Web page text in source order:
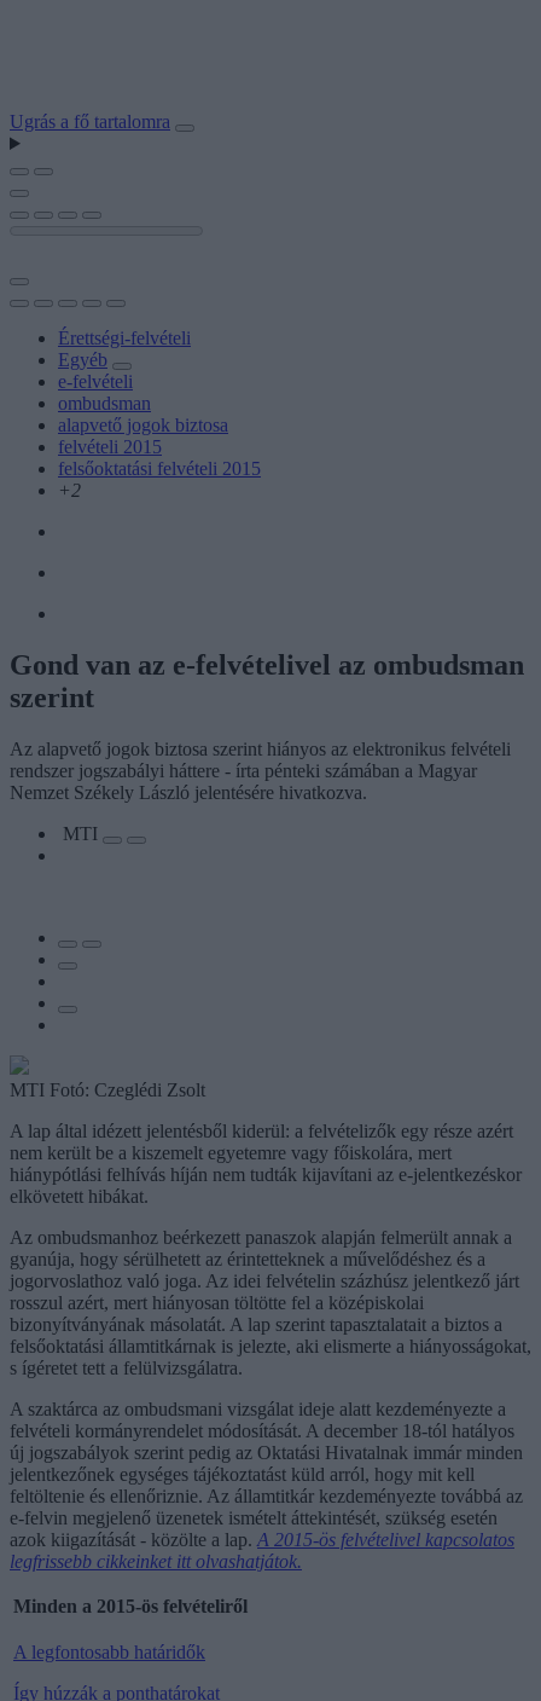
Ugrás a fő tartalomra
Érettségi-felvételi
Egyéb
e-felvételi
ombudsman
alapvető jogok biztosa
felvételi 2015
felsőoktatási felvételi 2015
+2
Gond van az e-felvételivel az ombudsman
szerint
Az alapvető jogok biztosa szerint hiányos az elektronikus felvételi
rendszer jogszabályi háttere - írta pénteki számában a Magyar
Nemzet Székely László jelentésére hivatkozva.
MTI
MTI Fotó: Czeglédi Zsolt
A lap által idézett jelentésből kiderül: a felvételizők egy része azért
nem került be a kiszemelt egyetemre vagy főiskolára, mert
hiánypótlási felhívás híján nem tudták kijavítani az e-jelentkezéskor
elkövetett hibákat.
Az ombudsmanhoz beérkezett panaszok alapján felmerült annak a
gyanúja, hogy sérülhetett az érintetteknek a művelődéshez és a
jogorvoslathoz való joga. Az idei felvételin százhúsz jelentkező járt
rosszul azért, mert hiányosan töltötte fel a középiskolai
bizonyítványának másolatát. A lap szerint tapasztalatait a biztos a
felsőoktatási államtitkárnak is jelezte, aki elismerte a hiányosságokat,
s ígéretet tett a felülvizsgálatra.
A szaktárca az ombudsmani vizsgálat ideje alatt kezdeményezte a
felvételi kormányrendelet módosítását. A december 18-tól hatályos
új jogszabályok szerint pedig az Oktatási Hivatalnak immár minden
jelentkezőnek egységes tájékoztatást küld arról, hogy mit kell
feltöltenie és ellenőriznie. Az államtitkár kezdeményezte továbbá az
e-felvin megjelenő üzenetek ismételt áttekintését, szükség esetén
azok kiigazítását - közölte a lap. A 2015-ös felvételivel kapcsolatos
legfrissebb cikkeinket itt olvashatjátok.
Minden a 2015-ös felvételiről
A legfontosabb határidők
Így húzzák a ponthatárokat